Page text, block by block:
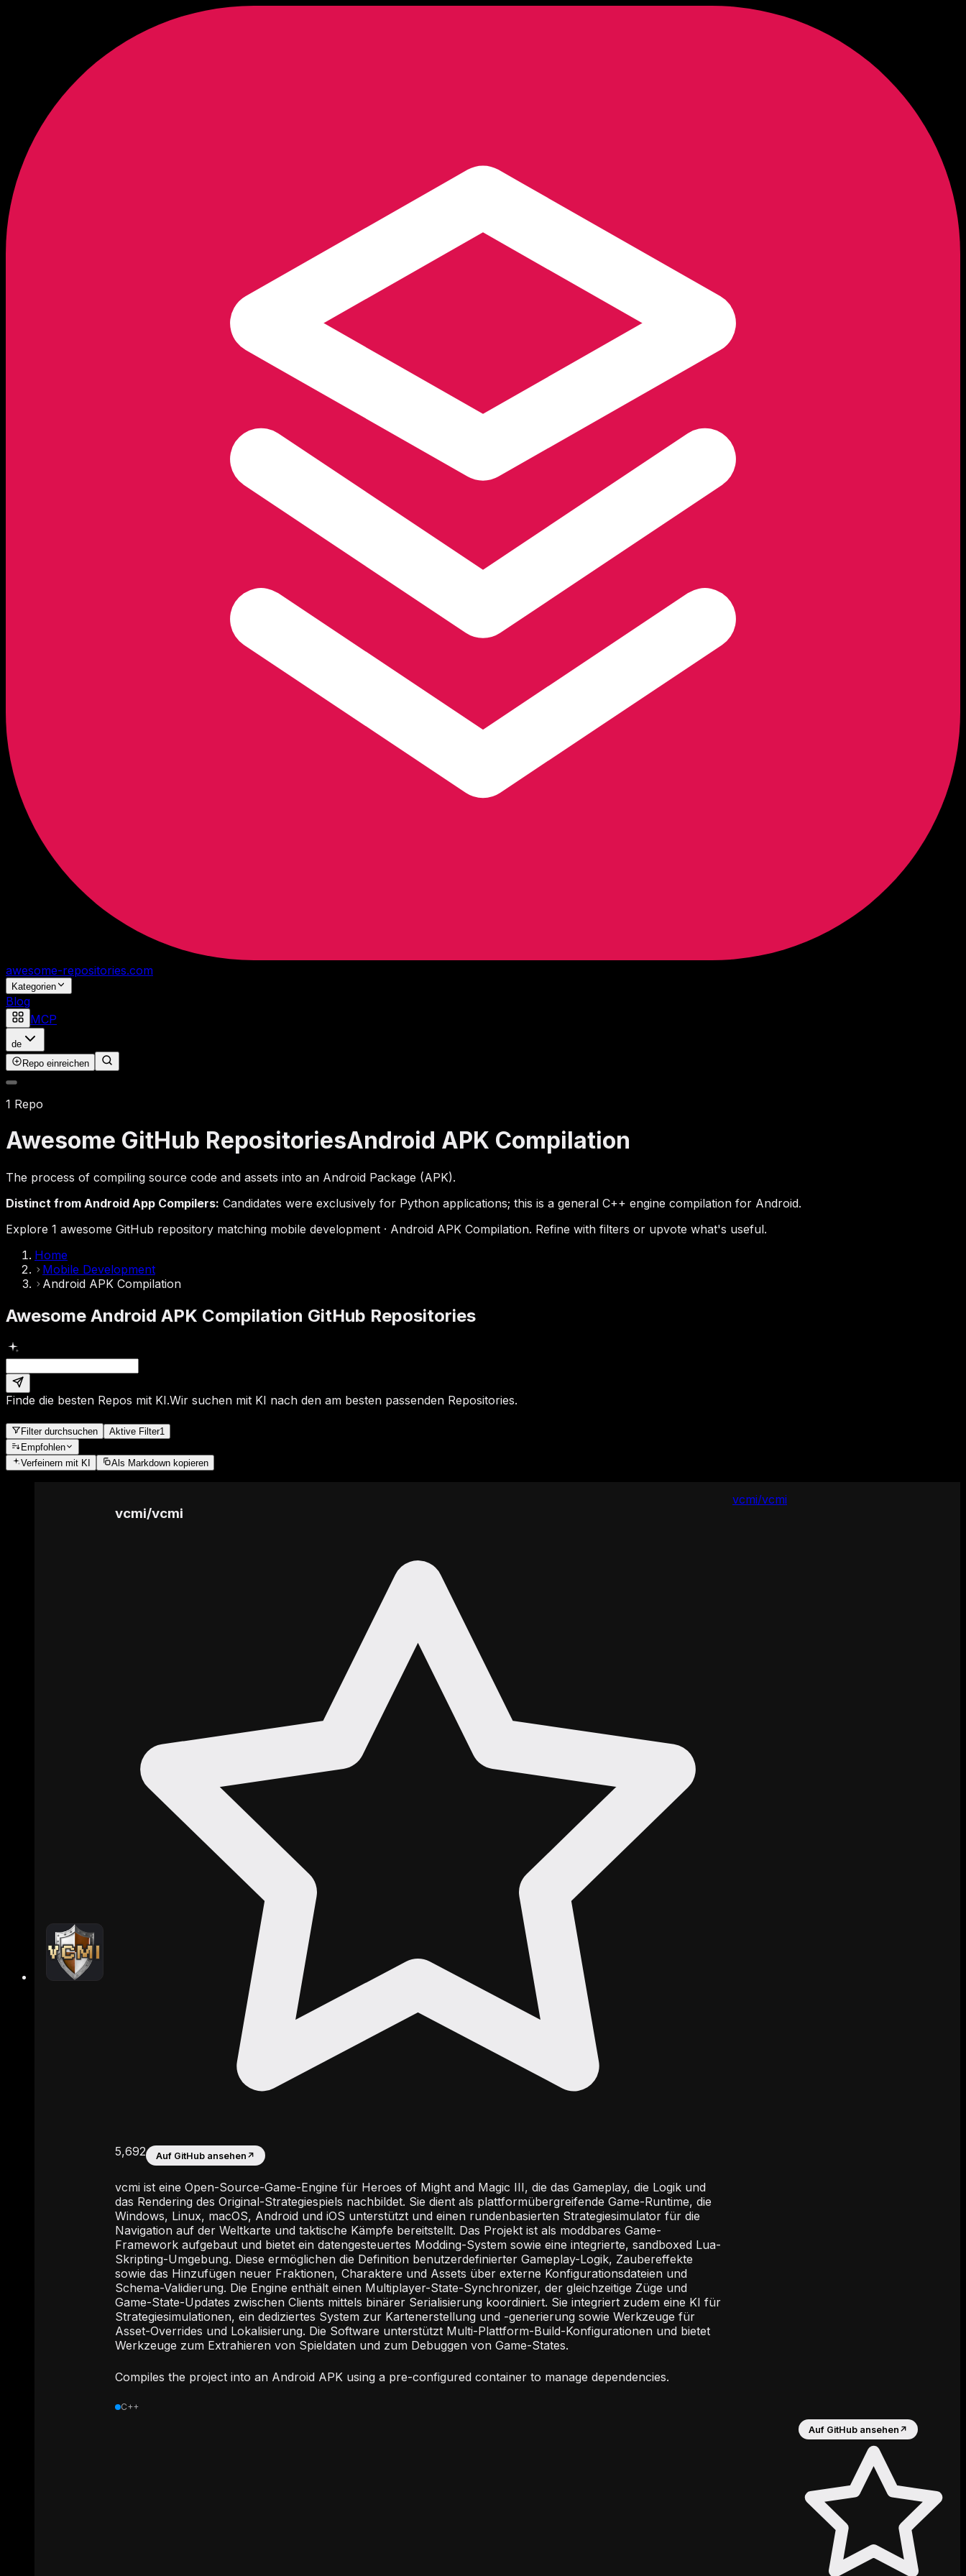
awesome-repositories.com
Kategorien
Blog
MCP
de
Repo einreichen
1 Repo
Awesome GitHub RepositoriesAndroid APK Compilation
The process of compiling source code and assets into an Android Package (APK).
Distinct from Android App Compilers: Candidates were exclusively for Python applications; this is a general C++ engine compilation for Android.
Explore 1 awesome GitHub repository matching mobile development · Android APK Compilation. Refine with filters or upvote what's useful.
Home
Mobile Development
Android APK Compilation
Awesome Android APK Compilation GitHub Repositories
Finde die besten Repos mit KI.Wir suchen mit KI nach den am besten passenden Repositories.
Filter durchsuchen Aktive Filter1
Empfohlen
Verfeinern mit KI Als Markdown kopieren
vcmi/vcmi
vcmi/vcmi
5,692 Auf GitHub ansehen ↗
vcmi ist eine Open-Source-Game-Engine für Heroes of Might and Magic III, die das Gameplay, die Logik und
das Rendering des Original-Strategiespiels nachbildet. Sie dient als plattformübergreifende Game-Runtime, die
Windows, Linux, macOS, Android und iOS unterstützt und einen rundenbasierten Strategiesimulator für die
Navigation auf der Weltkarte und taktische Kämpfe bereitstellt. Das Projekt ist als moddbares Game-
Framework aufgebaut und bietet ein datengesteuertes Modding-System sowie eine integrierte, sandboxed Lua-
Skripting-Umgebung. Diese ermöglichen die Definition benutzerdefinierter Gameplay-Logik, Zaubereffekte
sowie das Hinzufügen neuer Fraktionen, Charaktere und Assets über externe Konfigurationsdateien und
Schema-Validierung. Die Engine enthält einen Multiplayer-State-Synchronizer, der gleichzeitige Züge und
Game-State-Updates zwischen Clients mittels binärer Serialisierung koordiniert. Sie integriert zudem eine KI für
Strategiesimulationen, ein dediziertes System zur Kartenerstellung und -generierung sowie Werkzeuge für
Asset-Overrides und Lokalisierung. Die Software unterstützt Multi-Plattform-Build-Konfigurationen und bietet
Werkzeuge zum Extrahieren von Spieldaten und zum Debuggen von Game-States.
Compiles the project into an Android APK using a pre-configured container to manage dependencies.
C++
Auf GitHub ansehen ↗